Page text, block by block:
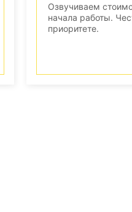
Озвучиваем
начала работы.
приоритете.